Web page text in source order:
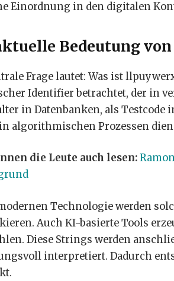
Einordnung in den digitalen
Bedeutung
Frage lautet: Was ist
Identifier betrachtet, der in
in Datenbanken, als
algorithmischen Prozessen
die Leute auch lesen:
Technologie werden
Auch KI-basierte Tools
Diese Strings werden
interpretiert. Dadurch